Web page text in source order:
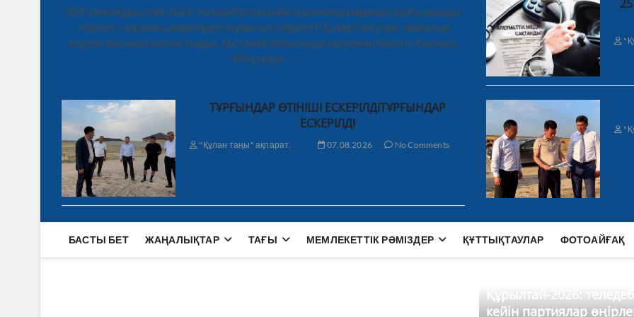
200 ViewsҚұрылтай-2026: теледебаттан кейін партиялар өңірлерге қайта оралды
«Әділет» партиясы өңірлердегі жұмысын «Әділетті Қазақстан үшін» мобильді
керуені аясында жалғастырды. Қостанай облысында керуеннің бағыты Ұзынкөл,
Меңдіқара,…
ТҰРҒЫНДАР ӨТІНІШІ ЕСКЕРІЛДІТҰРҒЫНДАР
ЕСКЕРІЛДІ
"Құлан таңы" ақпарат. 07.08.2026 No Comments
БАСТЫ БЕТ ЖАҢАЛЫҚТАР ТАҒЫ МЕМЛЕКЕТТІК РӘМІЗДЕР ҚҰТТЫҚТАУЛАР ФОТОАЙҒАҚ
Құрылтай-2026:
кейін партиялар